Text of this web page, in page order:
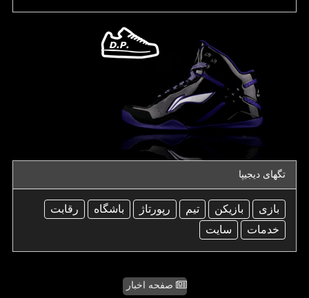
تگهای دیجیپا
بازی بازیكن تیم رپورتاژ باشگاه
رقابت
خدمات
سایت
صفحه اخبار